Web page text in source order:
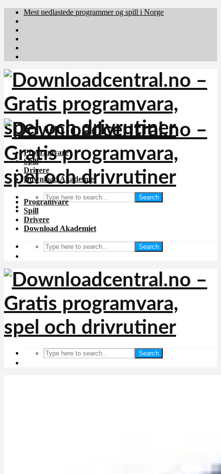
Mest nedlastede programmer og spill i Norge
Programvare
Spill
Drivere
Download Akademiet
Search
Programvare
Spill
Drivere
Download Akademiet
Search
Search